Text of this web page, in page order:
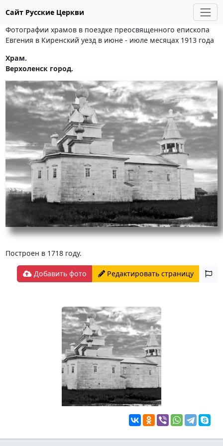
Сайт Русские Церкви
Фотографии храмов в поездке преосвященного епископа
Евгения в Киренский уезд в июне - июле месяцах 1913 года
Храм.
Верхоленск город.
Построен в 1718 году.
Добавить фото Редактировать страницу